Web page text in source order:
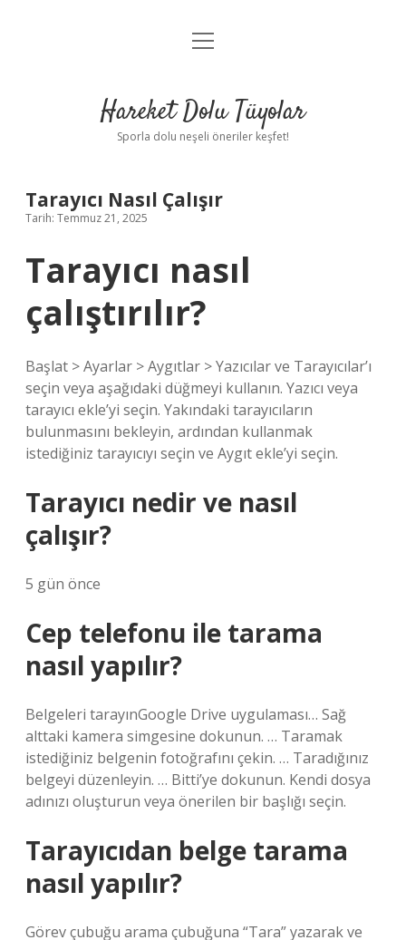
Anasayfa
Yasal Uyarı
menüyü
Hareket Dolu Tüyolar
Sporla dolu neşeli öneriler keşfet!
Tarayıcı Nasıl Çalışır
Tarih: Temmuz 21, 2025
Tarayıcı nasıl
çalıştırılır?
Başlat > Ayarlar > Aygıtlar > Yazıcılar ve Tarayıcılar’ı
seçin veya aşağıdaki düğmeyi kullanın. Yazıcı veya
tarayıcı ekle’yi seçin. Yakındaki tarayıcıların
bulunmasını bekleyin, ardından kullanmak
istediğiniz tarayıcıyı seçin ve Aygıt ekle’yi seçin.
Tarayıcı nedir ve nasıl
çalışır?
5 gün önce
Cep telefonu ile tarama
nasıl yapılır?
Belgeleri tarayınGoogle Drive uygulaması… Sağ
alttaki kamera simgesine dokunun. … Taramak
istediğiniz belgenin fotoğrafını çekin. … Taradığınız
belgeyi düzenleyin. … Bitti’ye dokunun. Kendi dosya
adınızı oluşturun veya önerilen bir başlığı seçin.
Tarayıcıdan belge tarama
nasıl yapılır?
Görev çubuğu arama çubuğuna “Tara” yazarak ve